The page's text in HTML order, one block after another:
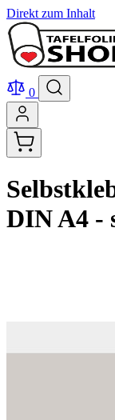
Direkt zum Inhalt
0
DIN A4 -